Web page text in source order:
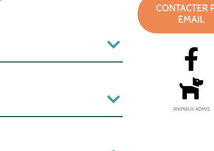
CONTACTER
EMAIL
ANIMAUX ADMIS